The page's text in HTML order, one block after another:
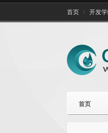
首页 开发
首页